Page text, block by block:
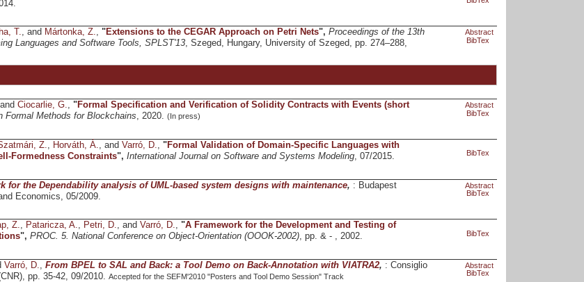
T., and Mártonka, Z., "Extensions to the CEGAR Approach on Petri Nets", Proceedings of the 13th
Languages and Software Tools, SPLST'13, Szeged, Hungary, University of Szeged, pp. 274–288,
Abstract
BibTex
Ciocarlie, G., "Formal Specification and Verification of Solidity Contracts with Events (short
Formal Methods for Blockchains, 2020.
Abstract
(In press)
BibTex
Z., Horváth, Á., and Varró, D., "Formal Validation of Domain-Specific Languages with
Formedness Constraints", International Journal on Software and Systems Modeling, 07/2015. BibTex
for the Dependability analysis of UML-based system designs with maintenance, : Budapest
Economics, 05/2009.
Abstract
BibTex
Z., Pataricza, A., Petri, D., and Varró, D., "A Framework for the Development and Testing of
", PROC. 5. National Conference on Object-Orientation (OOOK-2002), pp. & - , 2002. BibTex
Varró, D., From BPEL to SAL and Back: a Tool Demo on Back-Annotation with VIATRA2, : Consiglio
pp. 35-42, 09/2010.
Abstract
Accepted for the SEFM'2010 "Posters and Tool Demo Session" Track
BibTex